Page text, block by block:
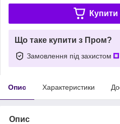
Купити
Що таке купити з Пром?
Замовлення під захистом
Опис Характеристики
Опис